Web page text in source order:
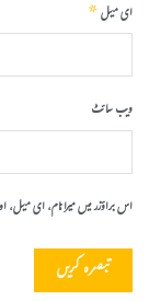
ای میل*
ویب‌ سائٹ
اس براؤزر میں میرا نام، ای